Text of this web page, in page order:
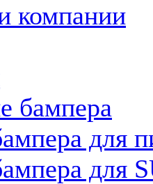
компании
бампера
для
для